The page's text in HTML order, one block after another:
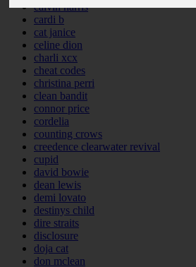
calvin harris
cardi b
cat janice
celine dion
charli xcx
cheat codes
christina perri
clean bandit
connor price
cordelia
counting crows
creedence clearwater revival
cupid
david bowie
dean lewis
demi lovato
destinys child
dire straits
disclosure
doja cat
don mclean